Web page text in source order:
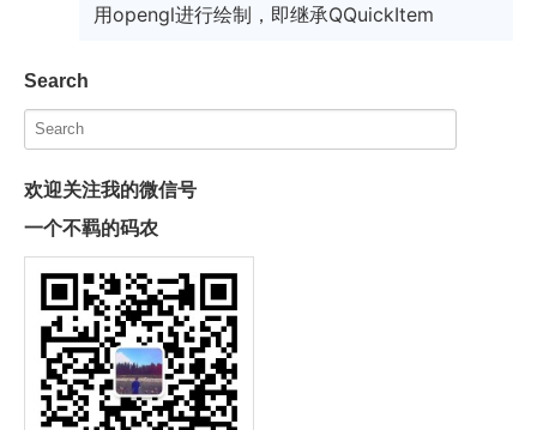
用opengl进行绘制，即继承QQuickItem
Search
欢迎关注我的微信号
一个不羁的码农